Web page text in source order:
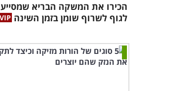
הכירו את המשקה הבריא שמסייע
לגוף לשרוף שומן בזמן השינה